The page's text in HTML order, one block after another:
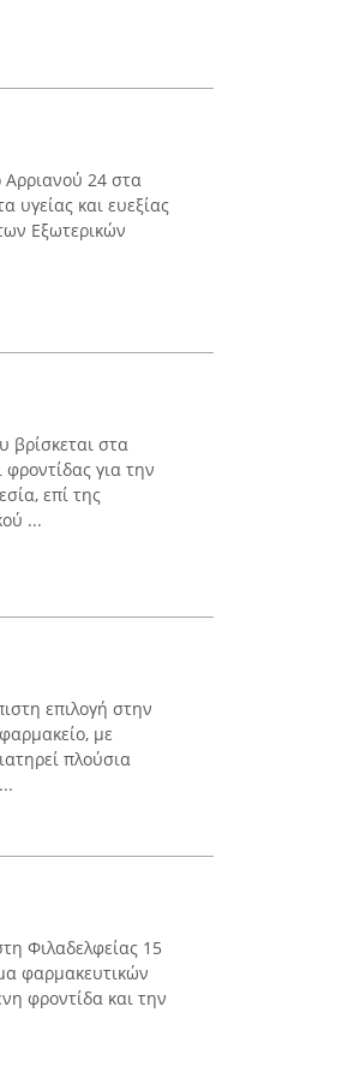
Αρριανού 24 στα
υγείας και ευεξίας
Εξωτερικών
βρίσκεται στα
φροντίδας για την
επί της
...
επιλογή στην
με
πλούσια
Φιλαδελφείας 15
φαρμακευτικών
φροντίδα και την